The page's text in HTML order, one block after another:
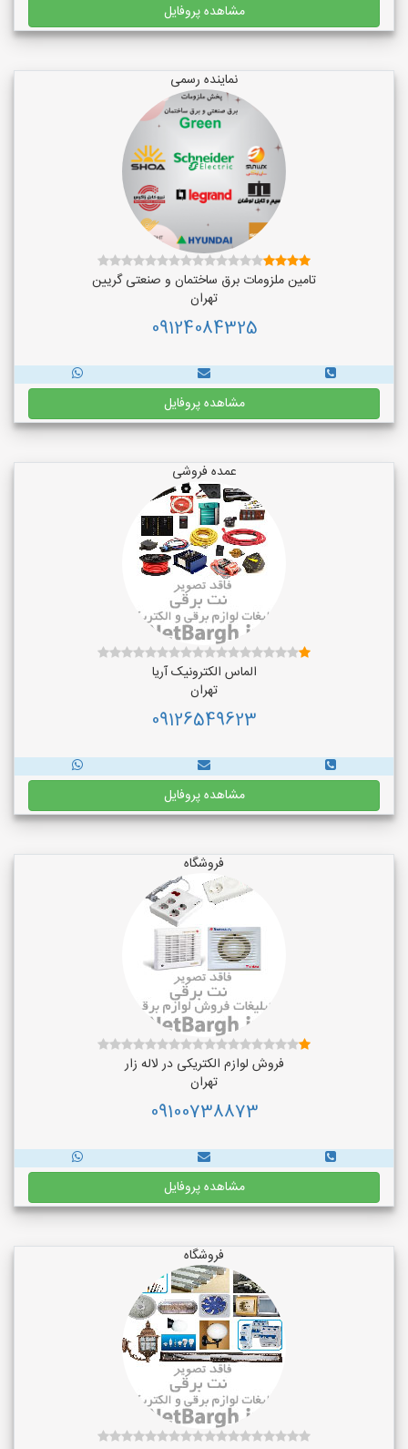
مشاهده پروفایل
نماینده رسمی
تامین ملزومات برق ساختمان و صنعتی گریین
تهران
09124084325
مشاهده پروفایل
عمده فروشی
الماس الکترونیک آریا
تهران
09126549623
مشاهده پروفایل
فروشگاه
فروش لوازم الکتریکی در لاله زار
تهران
09100738873
مشاهده پروفایل
فروشگاه